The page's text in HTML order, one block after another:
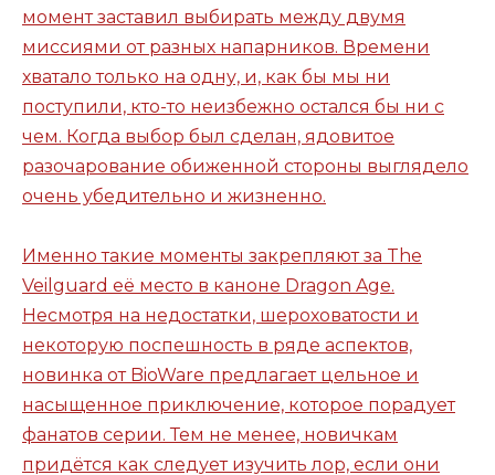
момент заставил выбирать между двумя
миссиями от разных напарников. Времени
хватало только на одну, и, как бы мы ни
поступили, кто-то неизбежно остался бы ни с
чем. Когда выбор был сделан, ядовитое
разочарование обиженной стороны выглядело
очень убедительно и жизненно.
Именно такие моменты закрепляют за The
Veilguard её место в каноне Dragon Age.
Несмотря на недостатки, шероховатости и
некоторую поспешность в ряде аспектов,
новинка от BioWare предлагает цельное и
насыщенное приключение, которое порадует
фанатов серии. Тем не менее, новичкам
придётся как следует изучить лор, если они